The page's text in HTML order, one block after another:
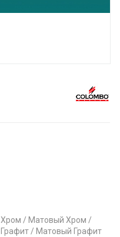
Хром / Матовый Хром /
Графит / Матовый Графит